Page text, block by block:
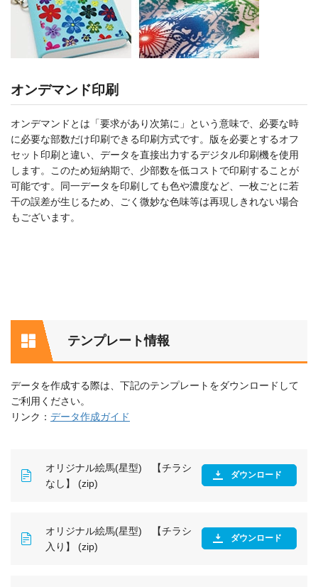
オンデマンド印刷
オンデマンドとは「要求があり次第に」という意味で、必要な時
に必要な部数だけ印刷できる印刷方式です。版を必要とするオフ
セット印刷と違い、データを直接出力するデジタル印刷機を使用
します。このため短納期で、少部数を低コストで印刷することが
可能です。同一データを印刷しても色や濃度など、一枚ごとに若
干の誤差が生じるため、ごく微妙な色味等は再現しきれない場合
もございます。
テンプレート情報
データを作成する際は、下記のテンプレートをダウンロードして
ご利用ください。
リンク： データ作成ガイド
オリジナル絵馬(星型) 【チラシ
なし】 (zip)
ダウンロード
オリジナル絵馬(星型) 【チラシ
入り】 (zip)
ダウンロード